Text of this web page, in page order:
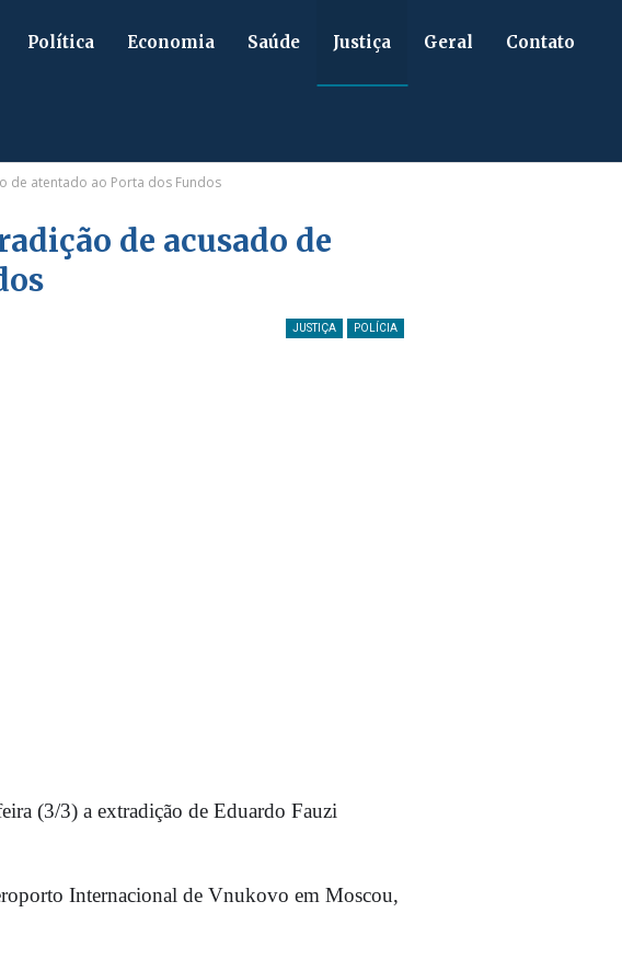
Política Economia Saúde Justiça Geral Contato
de atentado ao Porta dos Fundos
de acusado de
JUSTIÇA POLÍCIA
(3/3) a extradição de Eduardo Fauzi
Internacional de Vnukovo em Moscou,